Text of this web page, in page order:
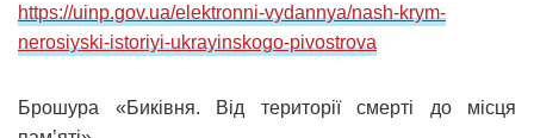
https://uinp.gov.ua/elektronni-vydannya/nash-krym-
nerosiyski-istoriyi-ukrayinskogo-pivostrova
Брошура «Биківня. Від території смерті до місця